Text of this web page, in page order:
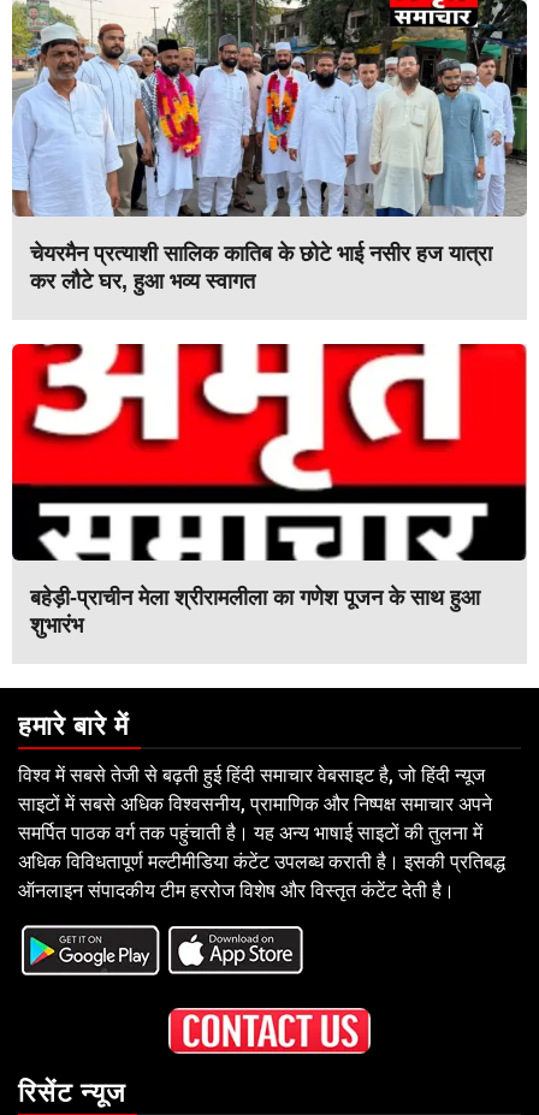
चेयरमैन प्रत्याशी सालिक कातिब के छोटे भाई नसीर हज यात्रा
कर लौटे घर, हुआ भव्य स्वागत
बहेड़ी-प्राचीन मेला श्रीरामलीला का गणेश पूजन के साथ हुआ
शुभारंभ
हमारे बारे में
विश्व में सबसे तेजी से बढ़ती हुई हिंदी समाचार वेबसाइट है, जो हिंदी न्यूज
साइटों में सबसे अधिक विश्वसनीय, प्रामाणिक और निष्पक्ष समाचार अपने
समर्पित पाठक वर्ग तक पहुंचाती है। यह अन्य भाषाई साइटों की तुलना में
अधिक विविधतापूर्ण मल्टीमीडिया कंटेंट उपलब्ध कराती है। इसकी प्रतिबद्ध
ऑनलाइन संपादकीय टीम हररोज विशेष और विस्तृत कंटेंट देती है।
रिसेंट न्यूज